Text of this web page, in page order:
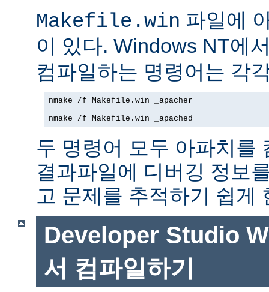
Makefile.win 파일에
이 있다. Windows NT에
컴파일하는 명령어는 각
nmake /f Makefile.win _apacher
nmake /f Makefile.win _apached
두 명령어 모두 아파치를
결과파일에 디버깅 정보
고 문제를 추적하기 쉽게
Developer Studio
서 컴파일하기